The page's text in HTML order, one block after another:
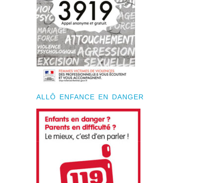
ALLÔ ENFANCE EN DANGER